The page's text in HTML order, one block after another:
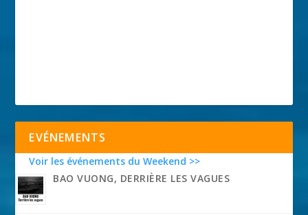
EVÉNEMENTS
Voir les événements du Weekend >>
BAO VUONG, DERRIÈRE LES VAGUES